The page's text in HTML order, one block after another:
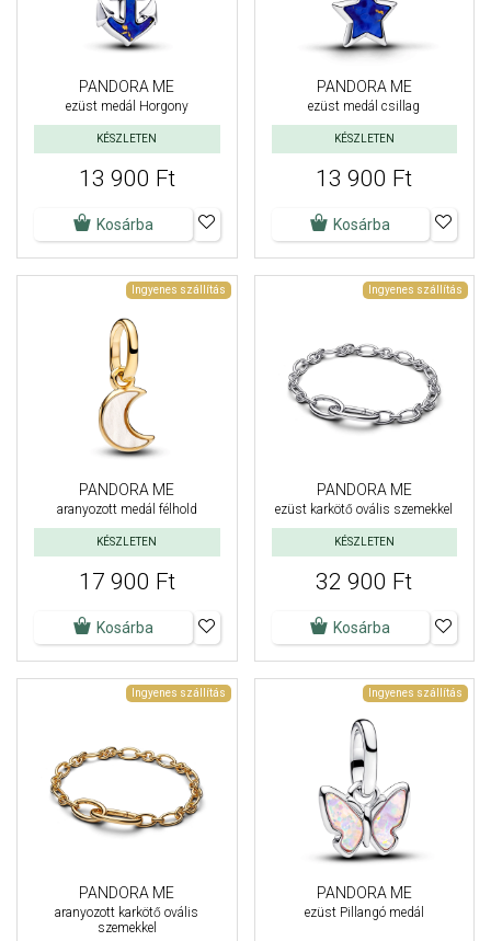
PANDORA ME
ezüst medál Horgony
KÉSZLETEN
13 900 Ft
Kosárba
PANDORA ME
ezüst medál csillag
KÉSZLETEN
13 900 Ft
Kosárba
Ingyenes szállítás
PANDORA ME
aranyozott medál félhold
KÉSZLETEN
17 900 Ft
Kosárba
Ingyenes szállítás
PANDORA ME
ezüst karkötő ovális szemekkel
KÉSZLETEN
32 900 Ft
Kosárba
Ingyenes szállítás
PANDORA ME
aranyozott karkötő ovális
szemekkel
Ingyenes szállítás
PANDORA ME
ezüst Pillangó medál